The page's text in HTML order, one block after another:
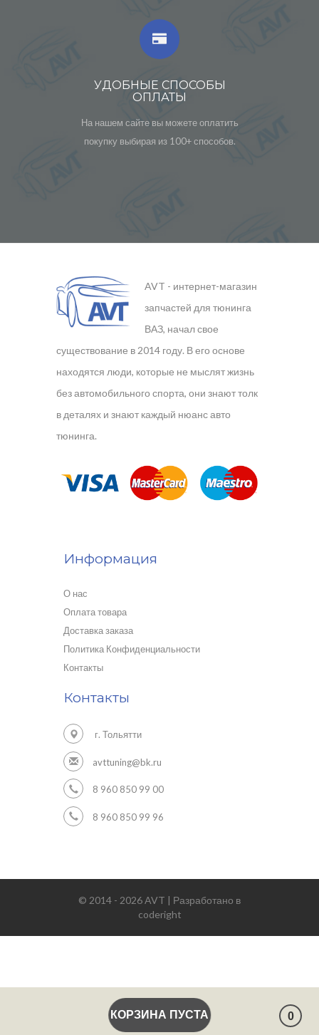
УДОБНЫЕ СПОСОБЫ
ОПЛАТЫ
На нашем сайте вы можете оплатить
покупку выбирая из 100+ способов.
AVT - интернет-магазин
запчастей для тюнинга
ВАЗ, начал свое
существование в 2014 году. В его основе
находятся люди, которые не мыслят жизнь
без автомобильного спорта, они знают толк
в деталях и знают каждый нюанс авто
тюнинга.
Информация
О нас
Оплата товара
Доставка заказа
Политика Конфиденциальности
Контакты
Контакты
г. Тольятти
avttuning@bk.ru
8 960 850 99 00
8 960 850 99 96
© 2014 - 2026 AVT | Разработано в
coderight
КОРЗИНА ПУСТА 0